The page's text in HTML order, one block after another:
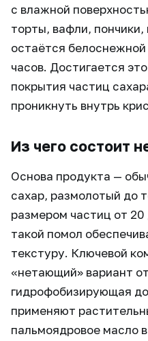
с влажной
торты, вафли, пончики,
остаётся
часов. Достигается
покрытия частиц
проникнуть внутрь
Из чего состоит
Основа продукта —
сахар, размолотый до
размером частиц от
такой помол
текстуру. Ключевой
«нетающий» вариант
гидрофобизирующая
применяют
пальмоядровое масло